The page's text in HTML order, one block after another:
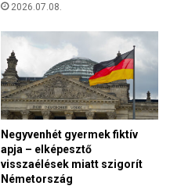
2026.07.08.
Negyvenhét gyermek fiktív
apja – elképesztő
visszaélések miatt szigorít
Németország